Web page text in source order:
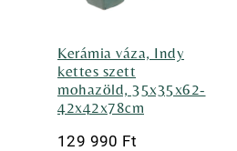
Kerámia váza, Indy
kettes szett
mohazöld, 35x35x62-
42x42x78cm
129 990 Ft